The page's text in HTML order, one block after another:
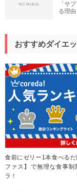
「サ
る理由
おすすめダイエ
食前にゼリー1本食べる
ファス】で無理な食事制
ラ！